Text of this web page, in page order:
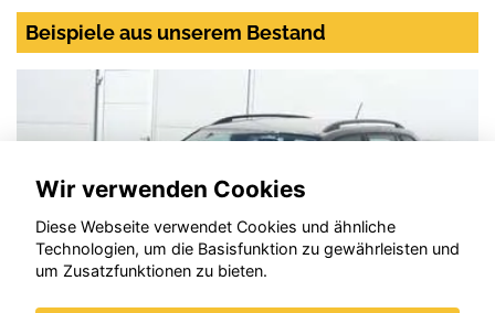
Beispiele aus unserem Bestand
Wir verwenden Cookies
Diese Webseite verwendet Cookies und ähnliche
Technologien, um die Basisfunktion zu gewährleisten und
um Zusatzfunktionen zu bieten.